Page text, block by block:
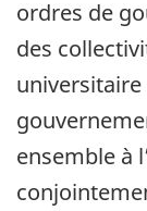
ordres de
des
ensemble à